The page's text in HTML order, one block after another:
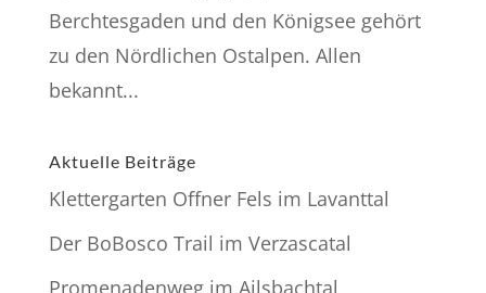
Berchtesgaden und den Königsee gehört
zu den Nördlichen Ostalpen. Allen
bekannt...
Aktuelle Beiträge
Klettergarten Offner Fels im Lavanttal
Der BoBosco Trail im Verzascatal
Promenadenweg im Ailsbachtal